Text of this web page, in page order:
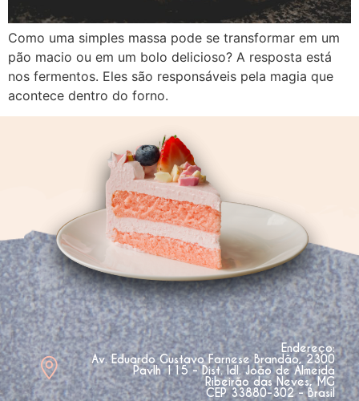
Como uma simples massa pode se transformar em um
pão macio ou em um bolo delicioso? A resposta está
nos fermentos. Eles são responsáveis pela magia que
acontece dentro do forno.
Endereço:
Av. Eduardo Gustavo Farnese Brandão, 2300
Pavlh 115 - Dist. Idl. João de Almeida
Ribeirão das Neves, MG
CEP 33880-302 - Brasil